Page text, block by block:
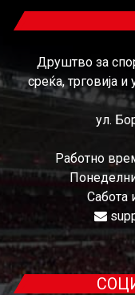
Друштво за
среќа, трговија
ул.
Работно
Сабота